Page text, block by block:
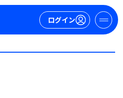
ログイン